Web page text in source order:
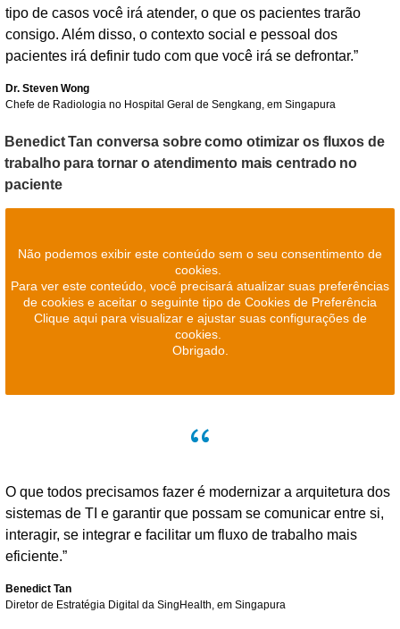
tipo de casos você irá atender, o que os pacientes trarão
consigo. Além disso, o contexto social e pessoal dos
pacientes irá definir tudo com que você irá se defrontar.”
Dr. Steven Wong
Chefe de Radiologia no Hospital Geral de Sengkang, em Singapura
Benedict Tan conversa sobre como otimizar os fluxos de
trabalho para tornar o atendimento mais centrado no
paciente
Não podemos exibir este conteúdo sem o seu consentimento de
cookies.
Para ver este conteúdo, você precisará atualizar suas preferências
de cookies e aceitar o seguinte tipo de Cookies de Preferência
Clique aqui para visualizar e ajustar suas configurações de
cookies.
Obrigado.
O que todos precisamos fazer é modernizar a arquitetura dos
sistemas de TI e garantir que possam se comunicar entre si,
interagir, se integrar e facilitar um fluxo de trabalho mais
eficiente.”
Benedict Tan
Diretor de Estratégia Digital da SingHealth, em Singapura